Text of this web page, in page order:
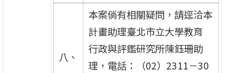
八、
本案倘有相關疑問，請逕洽本
計畫助理臺北市立大學教育
行政與評鑑研究所陳鈺珊助
理，電話：（02）2311－30